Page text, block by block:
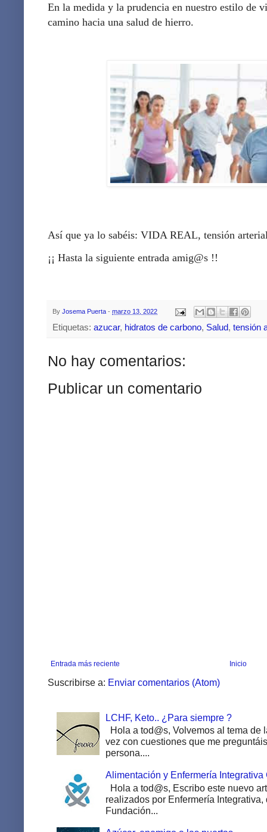
En la medida y la prudencia en nuestro estilo de
camino hacia una salud de hierro.
Así que ya lo sabéis: VIDA REAL, tensión
¡¡ Hasta la siguiente entrada amig@s !!
By Josema Puerta - marzo 13, 2022
Etiquetas: azucar, hidratos de carbono, Salud, tensión
No hay comentarios:
Publicar un comentario
Entrada más reciente Inicio
Suscribirse a: Enviar comentarios (Atom)
LCHF, Keto.. ¿Para siempre ?
Hola a tod@s, Volvemos al tema de
vez con cuestiones que me
persona....
Alimentación y Enfermería Integrativa
Hola a tod@s, Escribo este nuevo
realizados por Enfermería
Fundación...